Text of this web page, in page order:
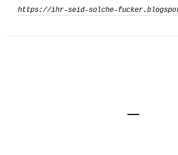
https://ihr-seid-solche-